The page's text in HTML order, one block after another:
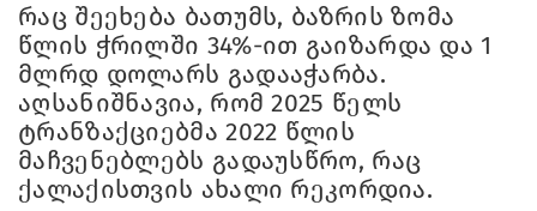
რაც შეეხება ბათუმს, ბაზრის ზომა
წლის ჭრილში 34%-ით გაიზარდა და 1
მლრდ დოლარს გადააჭარბა.
აღსანიშნავია, რომ 2025 წელს
ტრანზაქციებმა 2022 წლის
მაჩვენებლებს გადაუსწრო, რაც
ქალაქისთვის ახალი რეკორდია.